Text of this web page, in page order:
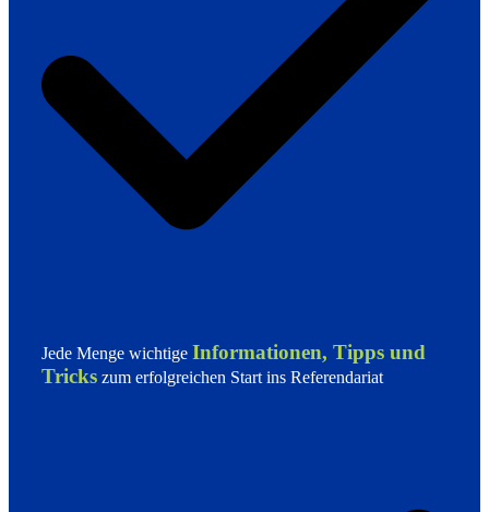
Jede Menge wichtige Informationen, Tipps und
Tricks zum erfolgreichen Start ins Referendariat